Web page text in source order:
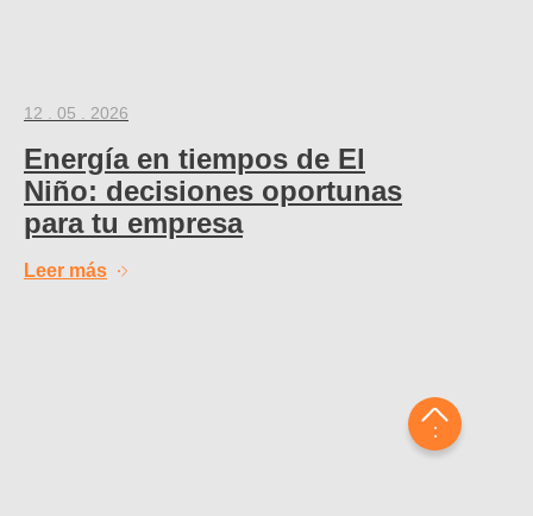
12 . 05 . 2026
Energía en tiempos de El
Niño: decisiones oportunas
para tu empresa
Leer más